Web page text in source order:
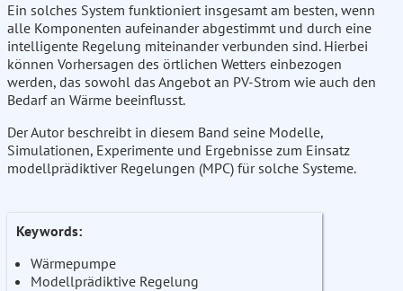
Ein solches System funktioniert insgesamt am besten, wenn
alle Komponenten aufeinander abgestimmt und durch eine
intelligente Regelung miteinander verbunden sind. Hierbei
können Vorhersagen des örtlichen Wetters einbezogen
werden, das sowohl das Angebot an PV-Strom wie auch den
Bedarf an Wärme beeinflusst.
Der Autor beschreibt in diesem Band seine Modelle,
Simulationen, Experimente und Ergebnisse zum Einsatz
modellprädiktiver Regelungen (MPC) für solche Systeme.
Keywords:
Wärmepumpe
Modellprädiktive Regelung